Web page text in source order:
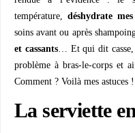
température,déshydrate
soins avant ou après
et cassants… Et qui dit casse,
problème à bras-le-corps et
Comment ? Voilà mes astuces !
La serviette